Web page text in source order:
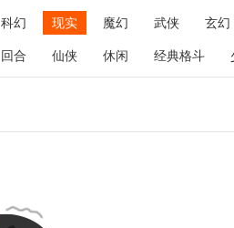
第三人称射击 棋类 牌类 麻将
科幻 现实 魔幻 武侠 玄幻
回合 仙侠 休闲 经典格斗